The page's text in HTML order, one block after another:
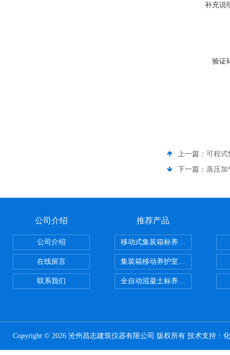
补充说
验证
上一篇： 可程式
下一篇： 蒸压加
公司介绍
公司介绍
在线留言
联系我们
推荐产品
移动式集装箱标养室 养护室设备
集装箱移动养护室 标养室
全自动混凝土标养室恒温恒湿设备
Copyright © 2026 沧州昌志建筑仪器有限公司 版权所有 技术支持：